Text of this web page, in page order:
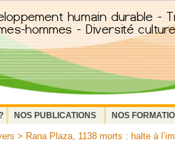
NOS PUBLICATIONS NOS
> Rana Plaza, 1138 morts : halte à